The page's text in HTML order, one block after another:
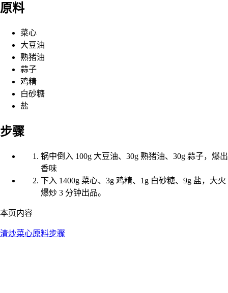
原料
菜心
大豆油
熟猪油
蒜子
鸡精
白砂糖
盐
步骤
锅中倒入 100g 大豆油、30g 熟猪油、30g 蒜子，爆出
香味
下入 1400g 菜心、3g 鸡精、1g 白砂糖、9g 盐，大火
爆炒 3 分钟出品。
本页内容
清炒菜心原料步骤